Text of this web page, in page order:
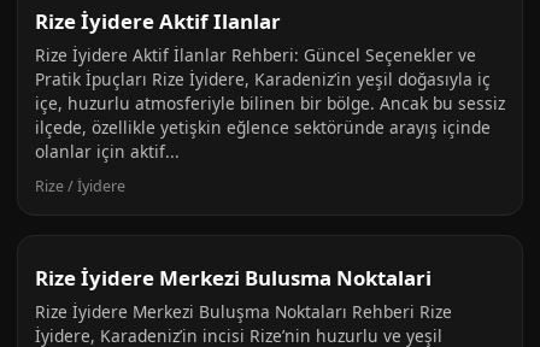
Rize İyidere Aktif Ilanlar
Rize İyidere Aktif İlanlar Rehberi: Güncel Seçenekler ve
Pratik İpuçları Rize İyidere, Karadeniz’in yeşil doğasıyla iç
içe, huzurlu atmosferiyle bilinen bir bölge. Ancak bu sessiz
ilçede, özellikle yetişkin eğlence sektöründe arayış içinde
olanlar için aktif...
Rize / İyidere
Rize İyidere Merkezi Bulusma Noktalari
Rize İyidere Merkezi Buluşma Noktaları Rehberi Rize
İyidere, Karadeniz’in incisi Rize’nin huzurlu ve yeşil